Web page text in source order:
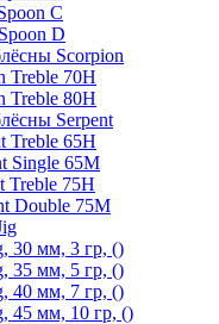
C
D
Scorpion
Treble 70H
Treble 80H
Serpent
Treble 65H
Single 65M
Treble 75H
Double 75M
30 мм, 3 гр, ()
35 мм, 5 гр, ()
40 мм, 7 гр, ()
45 мм, 10 гр, ()